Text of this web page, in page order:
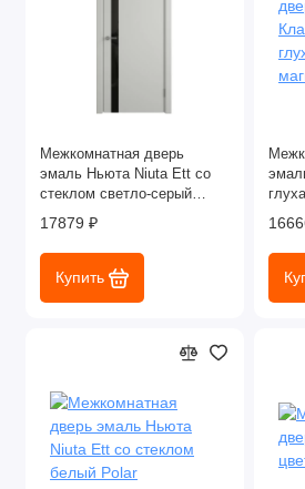
Межкомнатная дверь
эмаль Ньюта Niuta Ett со
стеклом светло-серый
Cotton
17879 ₽
Купить